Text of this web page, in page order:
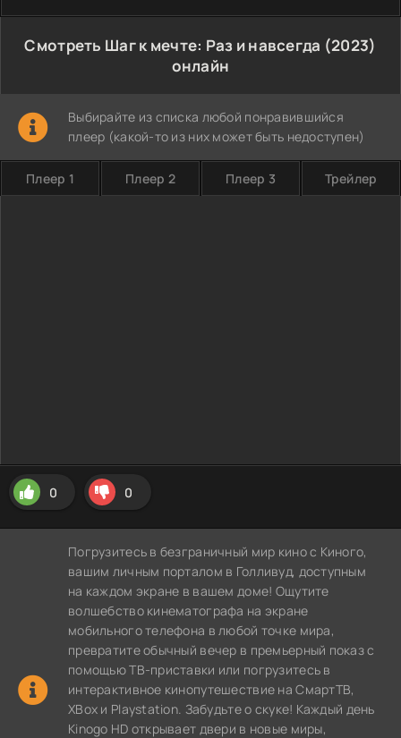
Смотреть Шаг к мечте: Раз и навсегда (2023)
онлайн
Выбирайте из списка любой понравившийся
плеер (какой-то из них может быть недоступен)
Плеер 1 Плеер 2 Плеер 3 Трейлер
0 0
Погрузитесь в безграничный мир кино с Киного,
вашим личным порталом в Голливуд, доступным
на каждом экране в вашем доме! Ощутите
волшебство кинематографа на экране
мобильного телефона в любой точке мира,
превратите обычный вечер в премьерный показ с
помощью ТВ-приставки или погрузитесь в
интерактивное кинопутешествие на СмартТВ,
XBox и Playstation. Забудьте о скуке! Каждый день
Kinogo HD открывает двери в новые миры,